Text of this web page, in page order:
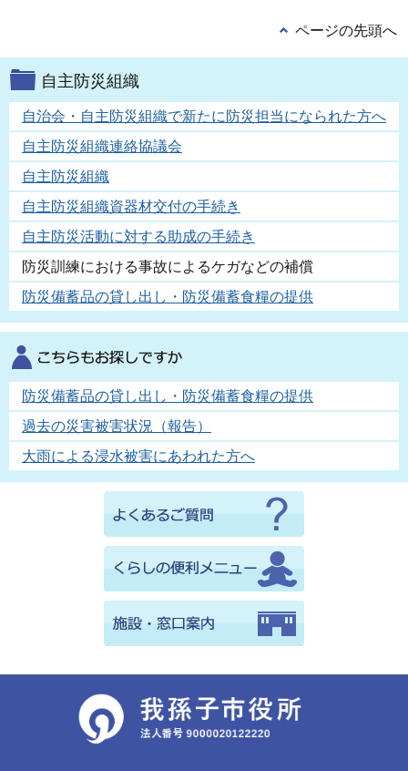
ページの先頭へ
自主防災組織
自治会・自主防災組織で新たに防災担当になられた方へ
自主防災組織連絡協議会
自主防災組織
自主防災組織資器材交付の手続き
自主防災活動に対する助成の手続き
防災訓練における事故によるケガなどの補償
防災備蓄品の貸し出し・防災備蓄食糧の提供
防災備蓄品の貸し出し・防災備蓄食糧の提供
過去の災害被害状況（報告）
大雨による浸水被害にあわれた方へ